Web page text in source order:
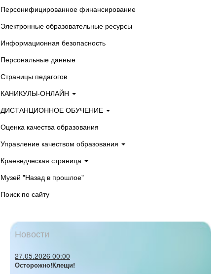
Персонифицированное финансирование
Электронные образовательные ресурсы
Информационная безопасность
Персональные данные
Страницы педагогов
КАНИКУЛЫ-ОНЛАЙН
ДИСТАНЦИОННОЕ ОБУЧЕНИЕ
Оценка качества образования
Управление качеством образования
Краеведческая страница
Музей "Назад в прошлое"
Поиск по сайту
Новости
27.05.2026 00:00
Осторожно!Клещи!